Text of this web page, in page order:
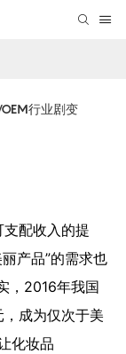
行业剧变
配收入的提
产品”的需求也
，2016年我国
成为仅次于美
化妆品